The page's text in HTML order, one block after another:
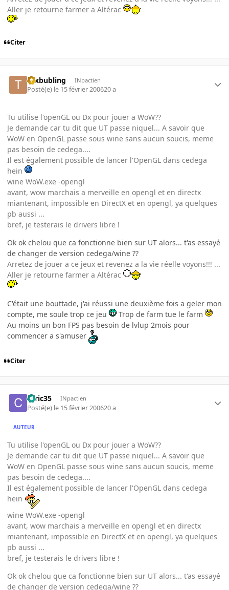
Aller je retourne farmer a Altérac
Citer
tuxbubling INpactien
Posté(e) le 15 février 200620 a
Tu utilise l'openGL ou Dx pour jouer a WoW??
Je demande car tu dit que UT passe niquel... A savoir que
WoW en OpenGL passe sous wine sans aucun soucis, meme
pas besoin de cedega....
Il est également possible de lancer l'OpenGL dans cedega
hein
wine WoW.exe -opengl
avant, wow marchais a merveille en opengl et en directx
miantenant, impossible en DirectX et en opengl, ya quelques
pb aussi ...
bref, je testerais le drivers libre !
Ok ok chelou que ca fonctionne bien sur UT alors... t'as essayé
de changer de version cedega/wine ??
Arretez de jouer a ce jeux et revenez a la vie réelle voyons!!! ...
Aller je retourne farmer a Altérac
C'était une bouttade, j'ai réussi une deuxième fois a geler mon
compte, me soule trop ce jeu
Trop de farm tue le farm
Au moins un bon FPS pas besoin de lvlup 2mois pour
commencer a s'amuser
Citer
ceric35 INpactien
Posté(e) le 15 février 200620 a
AUTEUR
Tu utilise l'openGL ou Dx pour jouer a WoW??
Je demande car tu dit que UT passe niquel... A savoir que
WoW en OpenGL passe sous wine sans aucun soucis, meme
pas besoin de cedega....
Il est également possible de lancer l'OpenGL dans cedega
hein
wine WoW.exe -opengl
avant, wow marchais a merveille en opengl et en directx
miantenant, impossible en DirectX et en opengl, ya quelques
pb aussi ...
bref, je testerais le drivers libre !
Ok ok chelou que ca fonctionne bien sur UT alors... t'as essayé
de changer de version cedega/wine ??